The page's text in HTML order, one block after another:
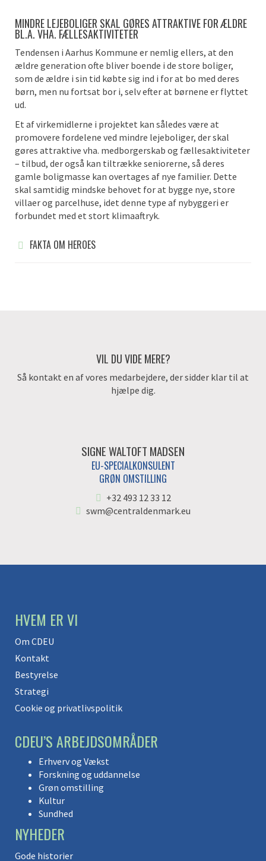
MINDRE LEJEBOLIGER SKAL GØRES ATTRAKTIVE FOR ÆLDRE
BL.A. VHA. FÆLLESAKTIVITETER
Tendensen i Aarhus Kommune er nemlig ellers, at den
ældre generation ofte bliver boende i de store boliger,
som de ældre i sin tid købte sig ind i for at bo med deres
børn, men nu fortsat bor i, selv efter at børnene er flyttet
ud.
Et af virkemidlerne i projektet kan således være at
promovere fordelene ved mindre lejeboliger, der skal
gøres attraktive vha. medborgerskab og fællesaktiviteter
– tilbud, der også kan tiltrække seniorerne, så deres
gamle boligmasse kan overtages af nye familier. Dette
skal samtidig mindske behovet for at bygge nye, store
villaer og parcelhuse, idet denne type af nybyggeri er
forbundet med et stort klimaaftryk.
FAKTA OM HEROES
VIL DU VIDE MERE?
Så kontakt en af vores medarbejdere, der sidder klar til at
hjælpe dig.
SIGNE WALTOFT MADSEN
EU-SPECIALKONSULENT
GRØN OMSTILLING
+32 493 12 33 12
swm@centraldenmark.eu
HVEM ER VI
Om CDEU
Kontakt
Bestyrelse
Strategi
Cookie og privatlivspolitik
CDEU’S ARBEJDSOMRÅDER
Erhverv og Vækst
Forskning og uddannelse
Grøn omstilling
Kultur
Sundhed
NYHEDER
Gode historier